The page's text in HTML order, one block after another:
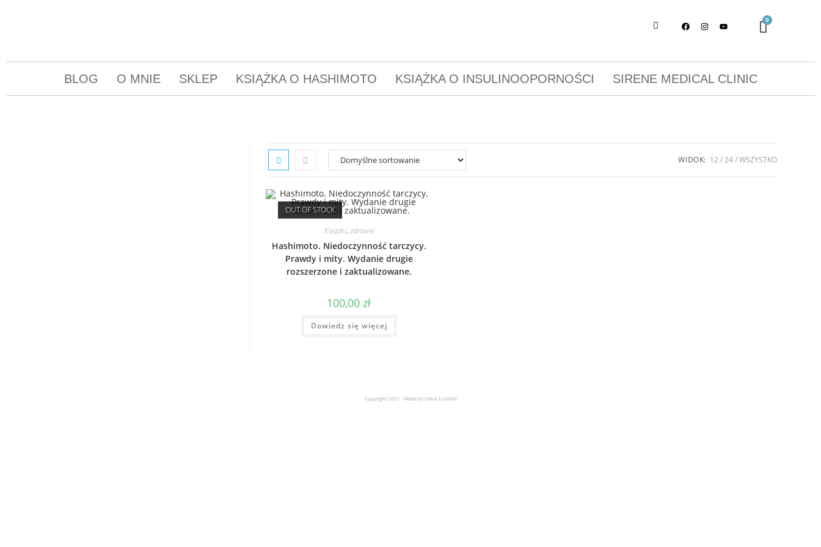
BLOG O MNIE SKLEP KSIĄŻKA O HASHIMOTO KSIĄŻKA O INSULINOOPORNOŚCI SIRENE MEDICAL CLINIC
WIDOK: 12 24 WSZYSTKO
OUT OF STOCK
Książki, zdrowie
Hashimoto. Niedoczynność tarczycy.
Prawdy i mity. Wydanie drugie
rozszerzone i zaktualizowane.
100,00zł
Dowiedz się więcej
Copyright 2021 - Made by Oskar Łoziński